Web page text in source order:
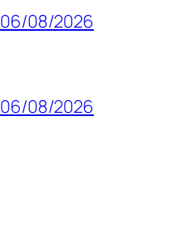
06/08/2026
06/08/2026